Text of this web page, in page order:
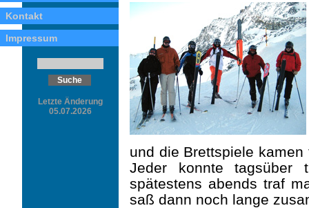
Kontakt
Impressum
Letzte Änderung
05.07.2026
und die Brettspiele
Jeder konnte
spätestens abends traf
saß dann noch lange